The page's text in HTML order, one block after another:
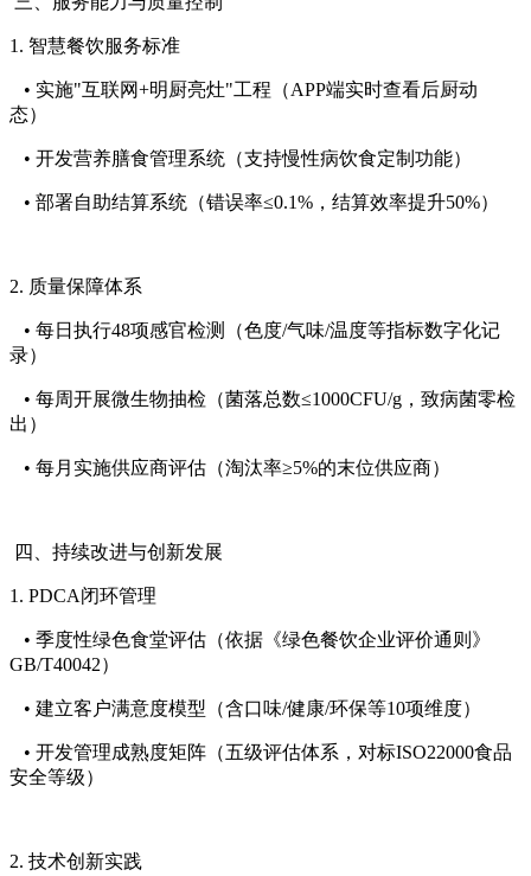
1. 智慧餐饮服务标准
• 实施"互联网+明厨亮灶"工程（APP端实时查看后厨动
态）
• 开发营养膳食管理系统（支持慢性病饮食定制功能）
• 部署自助结算系统（错误率≤0.1%，结算效率提升50%）
2. 质量保障体系
• 每日执行48项感官检测（色度/气味/温度等指标数字化记
录）
• 每周开展微生物抽检（菌落总数≤1000CFU/g，致病菌零检
出）
• 每月实施供应商评估（淘汰率≥5%的末位供应商）
四、持续改进与创新发展
1. PDCA闭环管理
• 季度性绿色食堂评估（依据《绿色餐饮企业评价通则》
GB/T40042）
• 建立客户满意度模型（含口味/健康/环保等10项维度）
• 开发管理成熟度矩阵（五级评估体系，对标ISO22000食品
安全等级）
2. 技术创新实践